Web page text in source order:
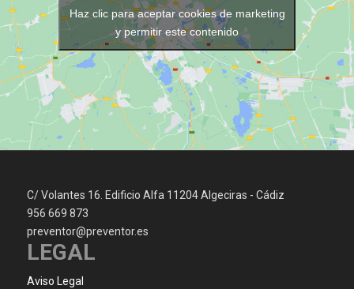
Haz clic para aceptar cookies de marketing
y permitir este contenido
C/ Volantes 16. Edificio Alfa 11204 Algeciras - Cádiz
956 669 873
preventor@preventor.es
LEGAL
Aviso Legal